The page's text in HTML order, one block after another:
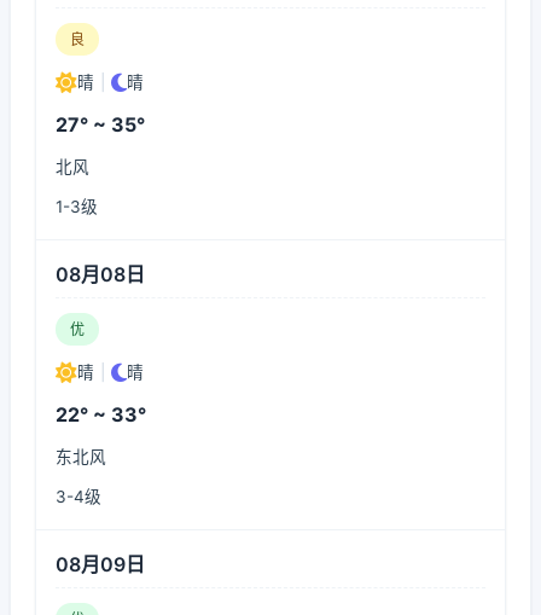
良
晴 晴
27° ~ 35°
北风
1-3级
08月08日
优
晴 晴
22° ~ 33°
东北风
3-4级
08月09日